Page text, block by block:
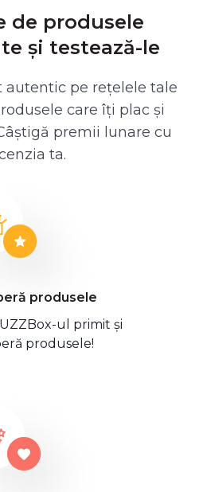
de produsele
și testează-le
autentic pe rețelele tale
care îți plac și
premii lunare cu
ta.
produsele
ul primit și
produsele!